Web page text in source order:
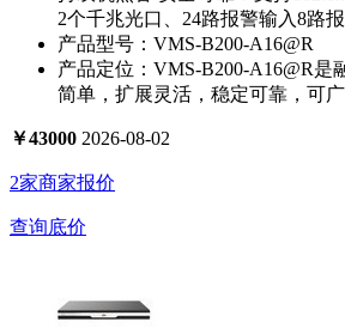
2个千兆光口、24路报警输入8路
产品型号： VMS-B200-A16@R
产品定位： VMS-B200-A16@R
简单，扩展灵活，稳定可靠，可
￥43000 2026-08-02
2家商家报价
查询底价